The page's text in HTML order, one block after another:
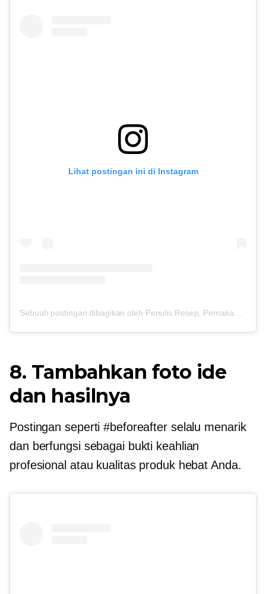
Lihat postingan ini di Instagram
8. Tambahkan foto ide
dan hasilnya
Postingan seperti #beforeafter selalu menarik
dan berfungsi sebagai bukti keahlian
profesional atau kualitas produk hebat Anda.